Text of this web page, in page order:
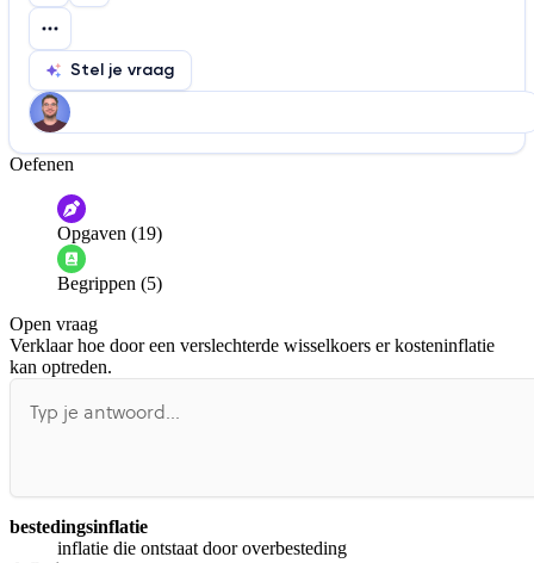
Stel je vraag
Help ons de video te verbeteren
De audio is slecht
Informatie is onjuist
De docent is te langdradig
De uitleg gaat te langzaam
Afspelen werkte niet
Oefenen
Opgaven (19)
Begrippen (5)
Open vraag
Verklaar hoe door een verslechterde wisselkoers er kosteninflatie
kan optreden.
bestedingsinflatie
inflatie die ontstaat door overbesteding